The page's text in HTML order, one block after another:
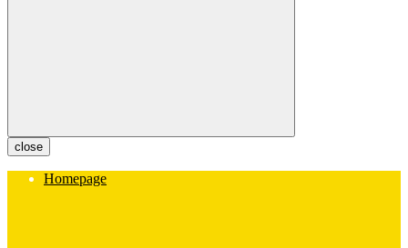
close
Homepage